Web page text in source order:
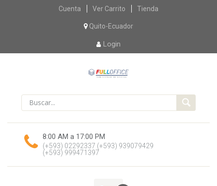
Skip
content
Cuenta Ver Carrito Tienda
Quito-Ecuador
Login
8:00 AM a 17:00 PM
(+593) 02292337 (+593) 939079429
(+593) 999471397